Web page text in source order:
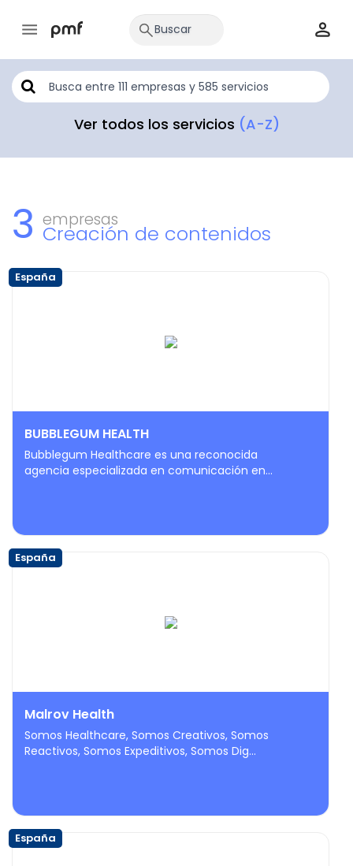
Ver todos los servicios (A-Z)
3 empresas
Creación de contenidos
España
BUBBLEGUM HEALTH
Bubblegum Healthcare es una reconocida
agencia especializada en comunicación en...
España
Malrov Health
Somos Healthcare, Somos Creativos, Somos
Reactivos, Somos Expeditivos, Somos Dig...
España